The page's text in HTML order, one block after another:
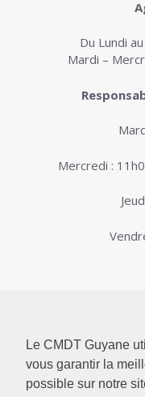
Le CMDT Guyane
vous garantir la
possible sur notre
Du Lundi
Mardi –
Mercredi :
© 2026.